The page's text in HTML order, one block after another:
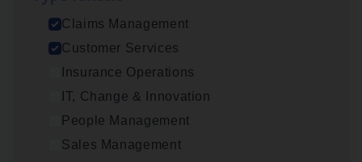
Claims Management
Customer Services
Insurance Operations
IT, Change & Innovation
People Management
Sales Management
Claims­hand­ler Fleet&
Claims Management
Antwerpen
Cus­to­mer Care Expert